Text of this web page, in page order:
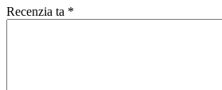
Recenzia ta *